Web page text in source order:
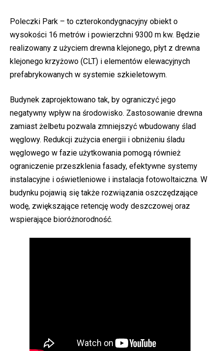
Poleczki Park – to czterokondygnacyjny obiekt o
wysokości 16 metrów i powierzchni 9300 m kw. Będzie
realizowany z użyciem drewna klejonego, płyt z drewna
klejonego krzyżowo (CLT) i elementów elewacyjnych
prefabrykowanych w systemie szkieletowym.
Budynek zaprojektowano tak, by ograniczyć jego
negatywny wpływ na środowisko. Zastosowanie drewna
zamiast żelbetu pozwala zmniejszyć wbudowany ślad
węglowy. Redukcji zużycia energii i obniżeniu śladu
węglowego w fazie użytkowania pomogą również
ograniczenie przeszklenia fasady, efektywne systemy
instalacyjne i oświetleniowe i instalacja fotowoltaiczna. W
budynku pojawią się także rozwiązania oszczędzające
wodę, zwiększające retencję wody deszczowej oraz
wspierające bioróżnorodność.